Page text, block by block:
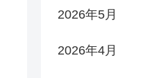
2026年5月
2026年4月